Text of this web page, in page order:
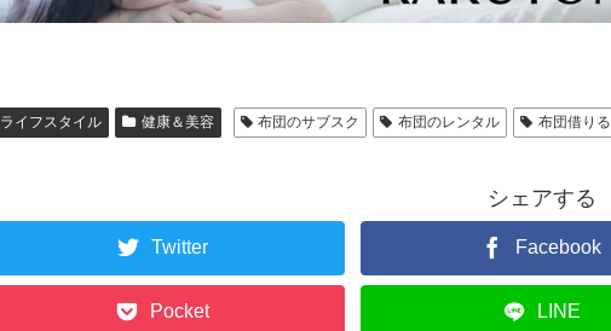
ライフスタイル 健康＆美容 布団のサブスク 布団のレンタル 布団借りる
シェアする
Twitter Facebook
Pocket LINE